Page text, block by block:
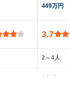
449万円
3.7
2～4人
2ドア